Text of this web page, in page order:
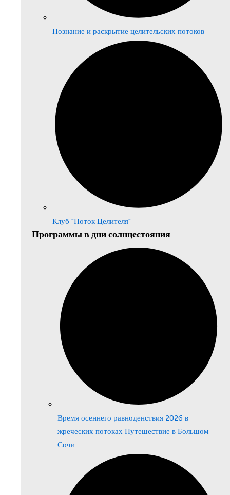
Познание и раскрытие целительских потоков
Клуб "Поток Целителя"
Программы в дни солнцестояния
Время осеннего равноденствия 2026 в
жреческих потоках Путешествие в Большом
Сочи